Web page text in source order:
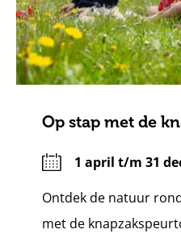
Op stap met de
1 april t/m 31
Ontdek de natuur
met de